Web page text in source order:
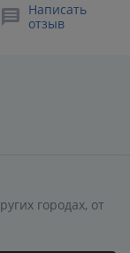
Написать
отзыв
городах, от